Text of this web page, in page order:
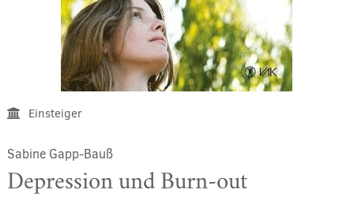
Einsteiger
Sabine Gapp-Bauß
Depression und Burn-out